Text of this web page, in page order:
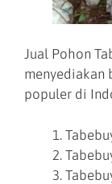
Jual Pohon
menyediakan
populer di